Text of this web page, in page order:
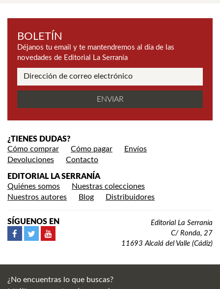
BOLETÍN
Déjanos tu email y te mantendremos al día de las
novedades de Editorial La Serranía
¿TIENES DUDAS?
Cómo comprar
Cómo pagar
Envíos
Devoluciones
Contacto
EDITORIAL LA SERRANÍA
Quiénes somos
Nuestras colecciones
Nuestros autores
Blog Distribuidores
SÍGUENOS EN
Editorial La Serranía
C/ Ronda, 27
11693 Alcalá del Valle (Cádiz)
¿No encuentras lo que buscas?